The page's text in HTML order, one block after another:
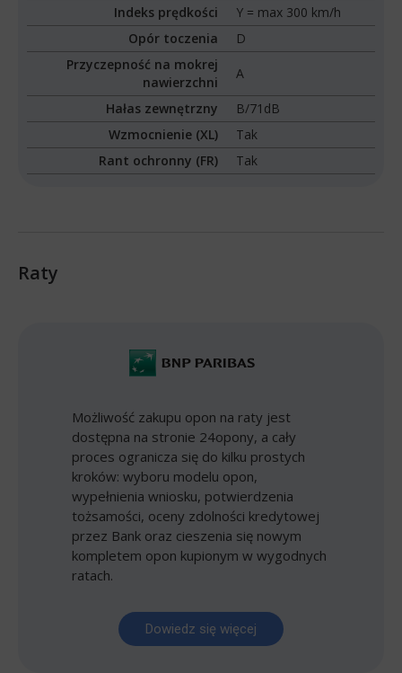
Indeks prędkości
Y = max 300 km/h
Opór toczenia
D
Przyczepność na mokrej
nawierzchni
A
Hałas zewnętrzny
B/71dB
Wzmocnienie (XL)
Tak
Rant ochronny (FR)
Tak
Raty
Możliwość zakupu opon na raty jest
dostępna na stronie 24opony, a cały
proces ogranicza się do kilku prostych
kroków: wyboru modelu opon,
wypełnienia wniosku, potwierdzenia
tożsamości, oceny zdolności kredytowej
przez Bank oraz cieszenia się nowym
kompletem opon kupionym w wygodnych
ratach.
Dowiedz się więcej